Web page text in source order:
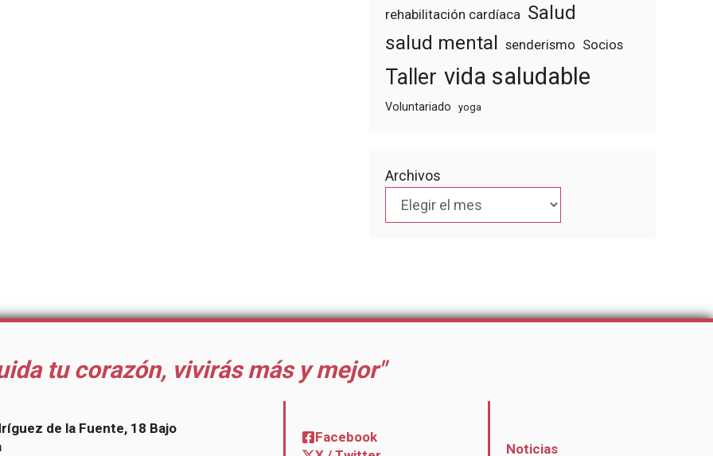
rehabilitación cardíaca Salud
salud mental senderismo Socios
Taller vida saludable
Voluntariado yoga
Archivos
tu corazón, vivirás más y mejor"
de la Fuente, 18 Bajo
Facebook
Noticias